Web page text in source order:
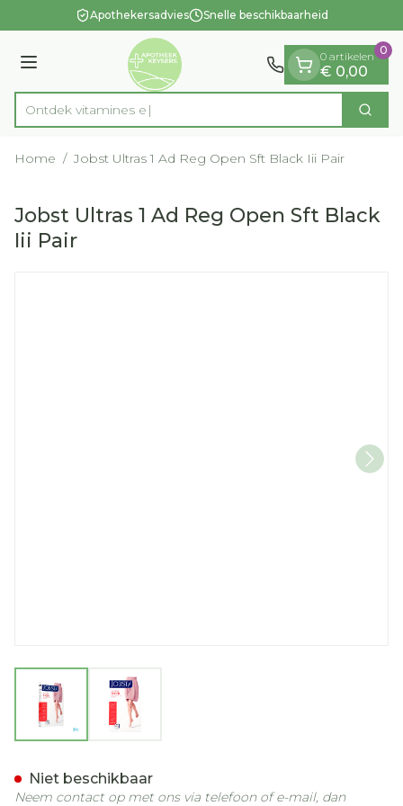
Ga naar de inhoudApothekersadvies Snelle beschikbaarheid
Menu
Product, merk, categorie...
Ontdek vit Zoek
0 artikelen
€ 0,00
0
Home / Jobst Ultras 1 Ad Reg Open Sft Black Iii Pair
Jobst Ultras 1 Ad Reg Open Sft Black
Iii Pair
View larger imageView larger image
Niet beschikbaar
Neem contact op met ons via telefoon of e-mail, dan